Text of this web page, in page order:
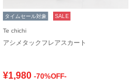
タイムセール対象 SALE
Te chichi
アシメタックフレアスカート
¥1,980 -70%OFF-